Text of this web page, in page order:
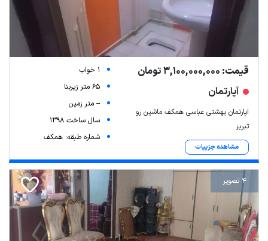
قیمت: 3,100,000,000 تومان
آپارتمان
اپارتمان بهشتی عباسی همکف ماشین رو
تبریز
مشاهده جزییات
1 خواب
65 متر زیربنا
-- متر زمین
سال ساخت 1398
شماره طبقه: همکف
4 تصویر